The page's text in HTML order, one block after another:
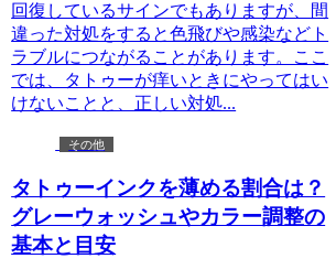
回復しているサインでもありますが、間
違った対処をすると色飛びや感染などト
ラブルにつながることがあります。ここ
では、タトゥーが痒いときにやってはい
けないことと、正しい対処...
その他
タトゥーインクを薄める割合は？
グレーウォッシュやカラー調整の
基本と目安